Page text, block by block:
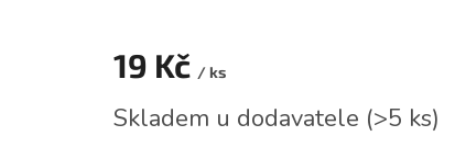
19 Kč / ks
cena:
Skladem u dodavatele (>5 ks)